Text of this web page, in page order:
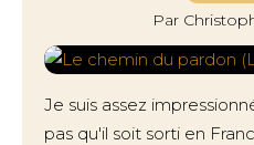
Par
Je suis assez
pas qu'il soit sorti en